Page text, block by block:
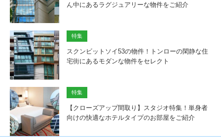
ん中にあるラグジュアリーな物件をご紹介
特集
スクンビットソイ53の物件！トンローの閑静な住
宅街にあるモダンな物件をセレクト
特集
【クローズアップ間取り】スタジオ特集！単身者
向けの快適なホテルタイプのお部屋をご紹介